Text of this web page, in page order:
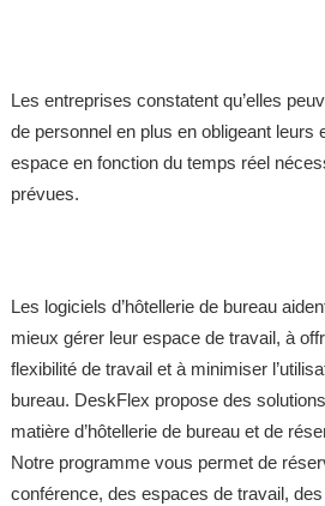
Les entreprises constatent qu’elles
de personnel en plus en obligeant leurs
espace en fonction du temps réel
prévues.
Les logiciels d’hôtellerie de bureau
mieux gérer leur espace de travail, à
flexibilité de travail et à minimiser
bureau. DeskFlex propose des
matière d’hôtellerie de bureau et de
Notre programme vous permet de
conférence, des espaces de travail,